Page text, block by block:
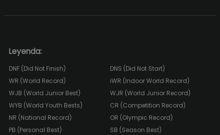
Leyenda:
DNF (Did Not Finish)
DNS (Did Not Start)
WR (World Record)
iWR (Indoor World Record)
WJB (World Junior Best)
WJR (World Junior Record)
WYB (World Youth Bests)
CR (Competition Record)
NR (National Record)
OR (Olympic Record)
PB (Personal Best)
SB (Season Best)